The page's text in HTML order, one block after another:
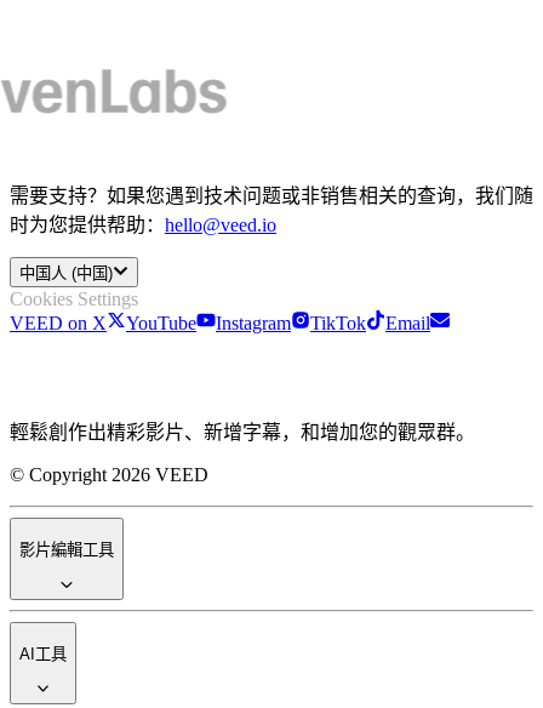
需要支持？如果您遇到技术问题或非销售相关的查询，我们随
时为您提供帮助： hello@veed.io
中国人 (中国)
Cookies Settings
VEED on X
YouTube Instagram TikTok Email
輕鬆創作出精彩影片、新增字幕，和增加您的觀眾群。
© Copyright 2026 VEED
影片編輯工具
AI工具